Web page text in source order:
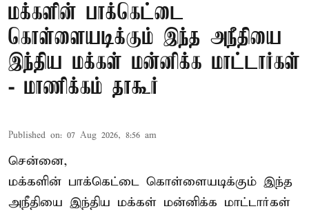
மக்களின் பாக்கெட்டை
கொள்ளையடிக்கும் இந்த அநீதியை
இந்திய மக்கள் மன்னிக்க மாட்டார்கள்
- மாணிக்கம் தாகூர்
Published on: 07 Aug 2026, 8:56 am
சென்னை,
மக்களின் பாக்கெட்டை கொள்ளையடிக்கும் இந்த
அநீதியை இந்திய மக்கள் மன்னிக்க மாட்டார்கள்